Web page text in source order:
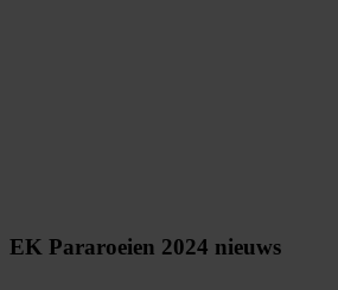
EK Pararoeien 2024 nieuws